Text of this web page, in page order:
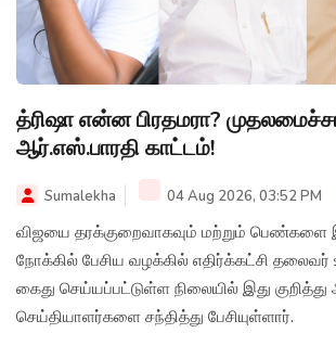
த்ரிஷா என்ன பிரதமரா?
ஆர்.எஸ்.பாரதி காட்டம்!
Sumalekha 04 Aug 2026, 03:52 PM
விஜயை தரக்குறைவாகவும் மற்றும் பெண்களை
நோக்கில் பேசிய வழக்கில் எதிர்க்கட்சி தலைவர்
கைது செய்யப்பட்டுள்ள நிலையில் இது குறித்து
செய்தியாளர்களை சந்தித்து பேசியுள்ளார்.